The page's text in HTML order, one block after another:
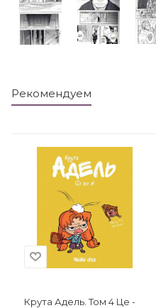
Рекомендуем
Крута Адель. Том 4 Це -